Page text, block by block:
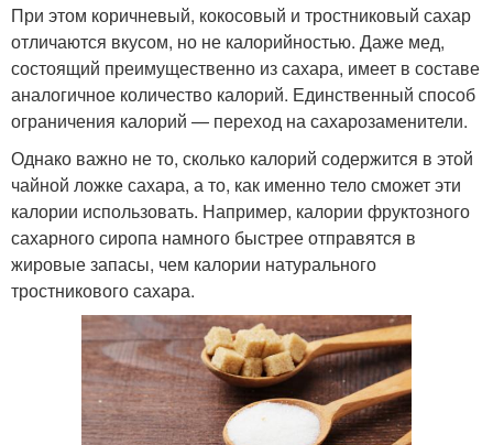
При этом коричневый, кокосовый и тростниковый сахар
отличаются вкусом, но не калорийностью. Даже мед,
состоящий преимущественно из сахара, имеет в составе
аналогичное количество калорий. Единственный способ
ограничения калорий — переход на сахарозаменители.
Однако важно не то, сколько калорий содержится в этой
чайной ложке сахара, а то, как именно тело сможет эти
калории использовать. Например, калории фруктозного
сахарного сиропа намного быстрее отправятся в
жировые запасы, чем калории натурального
тростникового сахара.